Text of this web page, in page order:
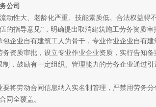
公司
性大、老龄化严重、技能素质低、合法权益得
的指导意见”，明确提出取消建筑施工劳务资质审
业自有建筑工人为骨干，专业作业企业自有建
质审批，设立专业作业企业资质，实行告知备
鼓励有一定组织、管理能力的劳务企业通过引
劳动合同信息纳入实名制管理，严禁用劳务分
同全覆盖。